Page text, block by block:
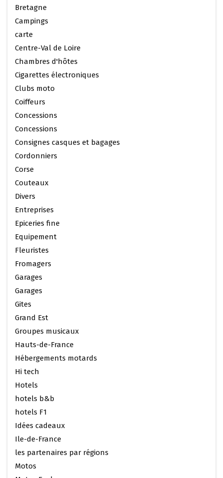
Bretagne
Campings
carte
Centre-Val de Loire
Chambres d'hôtes
Cigarettes électroniques
Clubs moto
Coiffeurs
Concessions
Concessions
Consignes casques et bagages
Cordonniers
Corse
Couteaux
Divers
Entreprises
Epiceries fine
Equipement
Fleuristes
Fromagers
Garages
Garages
Gites
Grand Est
Groupes musicaux
Hauts-de-France
Hébergements motards
Hi tech
Hotels
hotels b&b
hotels F1
Idées cadeaux
Ile-de-France
les partenaires par régions
Motos